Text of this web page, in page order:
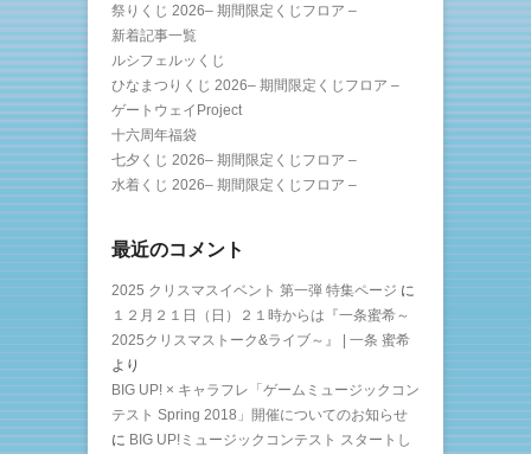
祭りくじ 2026– 期間限定くじフロア –
新着記事一覧
ルシフェルッくじ
ひなまつりくじ 2026– 期間限定くじフロア –
ゲートウェイProject
十六周年福袋
七夕くじ 2026– 期間限定くじフロア –
水着くじ 2026– 期間限定くじフロア –
最近のコメント
2025 クリスマスイベント 第一弾 特集ページ に
１２月２１日（日）２１時からは『一条蜜希～
2025クリスマストーク&ライブ～』 | 一条 蜜希
より
BIG UP! × キャラフレ「ゲームミュージックコン
テスト Spring 2018」開催についてのお知らせ
に BIG UP!ミュージックコンテスト スタートし